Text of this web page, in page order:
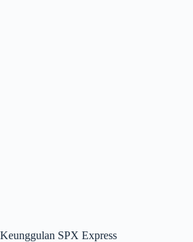
Keunggulan SPX Express